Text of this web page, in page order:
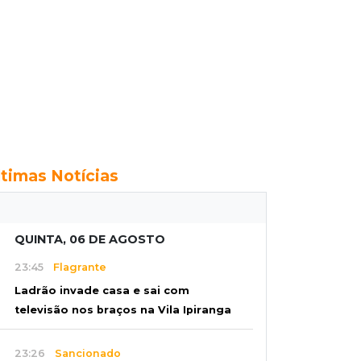
Notícias
QUINTA, 06 DE AGOSTO
23:45 Flagrante
Ladrão invade casa e sai com
televisão nos braços na Vila Ipiranga
23:26 Sancionado